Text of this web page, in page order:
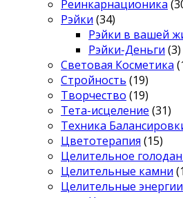
Реинкарнационика
Рэйки (34)
Рэйки в вашей
Рэйки-Деньги (3)
Световая Косметика
Стройность (19)
Творчество (19)
Тета-исцеление (31)
Техника
Цветотерапия (15)
Целительное
Целительные камни
Целительные энергии